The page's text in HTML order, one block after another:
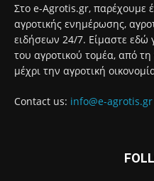
Στο e-Agrotis.gr, παρέχουμε
αγροτικής ενημέρωσης,
ειδήσεων 24/7. Είμαστε εδώ
του αγροτικού τομέα, από
μέχρι την αγροτική
Contact us: info@e-agrotis.gr